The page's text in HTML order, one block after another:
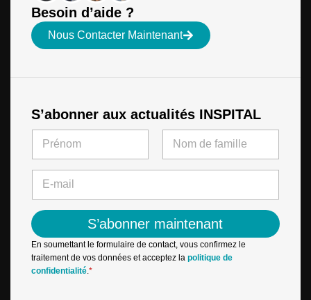
Besoin d’aide ?
Nous Contacter Maintenant
S’abonner aux actualités INSPITAL
e
*
m
m
a
i
l
*
S’abonner maintenant
En soumettant le formulaire de contact, vous confirmez le
traitement de vos données et acceptez la politique de
confidentialité *